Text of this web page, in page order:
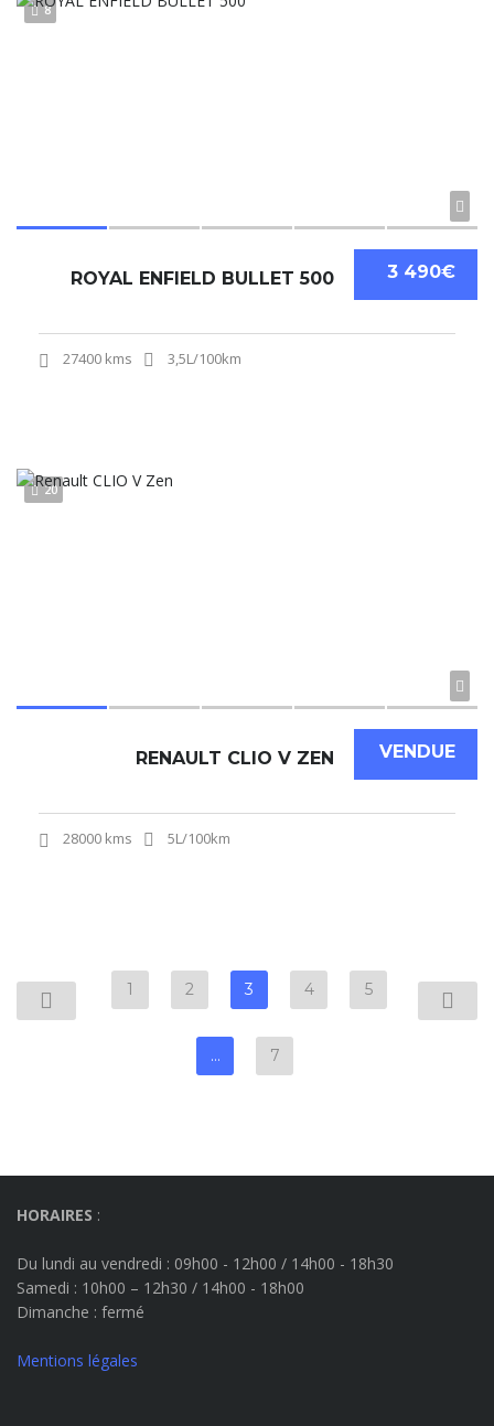
8
3 490€
ROYAL ENFIELD BULLET 500
27400 kms 3,5L/100km
20
VENDUE
RENAULT CLIO V ZEN
28000 kms 5L/100km
1 2 3 4 5
… 7
HORAIRES :
Du lundi au vendredi : 09h00 - 12h00 / 14h00 - 18h30
Samedi : 10h00 – 12h30 / 14h00 - 18h00
Dimanche : fermé
Mentions légales